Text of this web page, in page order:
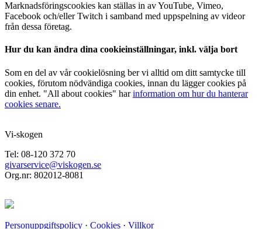
Marknadsföringscookies kan ställas in av YouTube, Vimeo,
Facebook och/eller Twitch i samband med uppspelning av videor
från dessa företag.
Hur du kan ändra dina cookieinställningar, inkl. välja bort
Som en del av vår cookielösning ber vi alltid om ditt samtycke till
cookies, förutom nödvändiga cookies, innan du lägger cookies på
din enhet. "All about cookies" harinformation om hur du hanterar
cookies senare.
Vi-skogen
Tel: 08-120 372 70
givarservice@viskogen.se
Org.nr: 802012-8081
Personuppgiftspolicy · Cookies · Villkor